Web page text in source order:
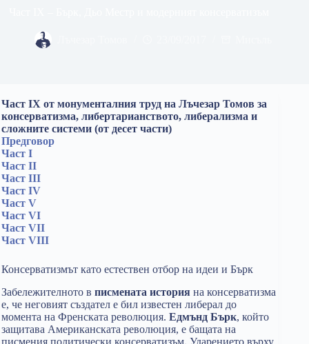
Част IX от монументалния труд на Лъчезар Томов за
консерватизма, либертарианството, либерализма и
сложните системи (от десет части)
Предговор
Част I
Част II
Част III
Част IV
Част V
Част VI
Част VII
Част VIII
Консерватизмът като естествен отбор на идеи и Бърк
Забележителното в писмената история на консерватизма
е, че неговият създател е бил известен либерал до
момента на Френската революция. Едмънд Бърк, който
защитава Американската революция, е бащата на
писмения политически консерватизъм. Ударението върху